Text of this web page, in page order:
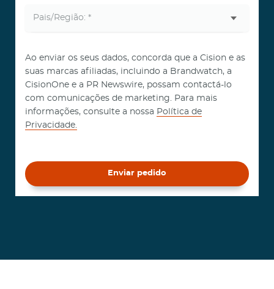
Ao enviar os seus dados, concorda que a Cision e as
suas marcas afiliadas, incluindo a Brandwatch, a
CisionOne e a PR Newswire, possam contactá-lo
com comunicações de marketing. Para mais
informações, consulte a nossa Política de
Privacidade.
Enviar pedido